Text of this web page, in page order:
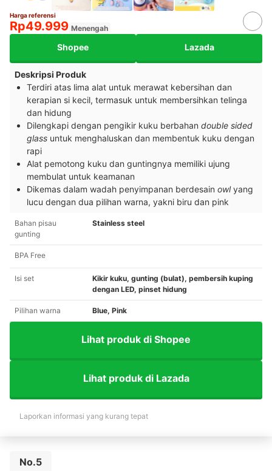
Harga referensi
Rp49.999 Menengah
Shopee Lazada
Deskripsi Produk
Terdiri atas lima alat untuk merawat kebersihan dan
kerapian si kecil, termasuk untuk membersihkan telinga
dan hidung
Dilengkapi dengan pengikir kuku berbahan double sided
glass untuk menghaluskan dan membentuk kuku dengan
rapi
Alat pemotong kuku dan guntingnya memiliki ujung
membulat untuk keamanan
Dikemas dalam wadah penyimpanan berdesain owlyang
lucu dengan dua pilihan warna, yakni biru dan pink
Bahan pisau
gunting
Stainless steel
BPA Free
Isi set
Kikir kuku, gunting (bulat), pembersih kuping
dengan LED, pinset hidung
Pilihan warna Blue, Pink
Lihat produk di Shopee
Lihat produk di Lazada
Laporkan informasi yang kurang tepat
No.5